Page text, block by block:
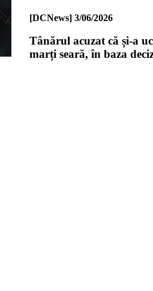
[DCNews] 3/06/2026
Tânărul acuzat că și-a
marți seară, în baza